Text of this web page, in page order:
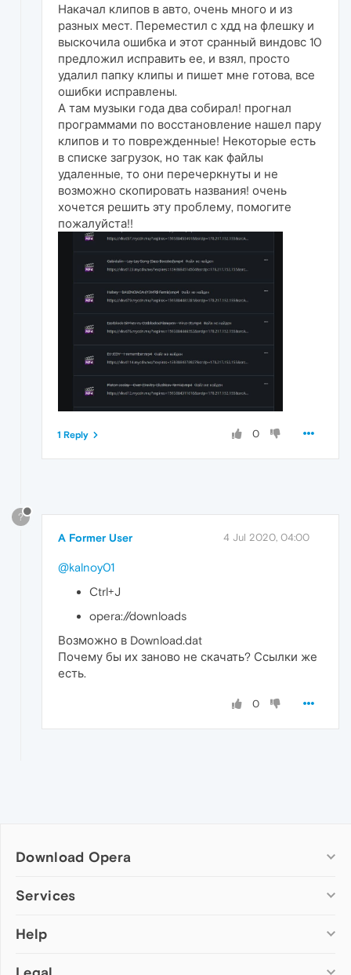
Накачал клипов в авто, очень много и из
разных мест. Переместил с хдд на флешку и
выскочила ошибка и этот сранный виндовс 10
предложил исправить ее, и взял, просто
удалил папку клипы и пишет мне готова, все
ошибки исправлены.
А там музыки года два собирал! прогнал
программами по восстановление нашел пару
клипов и то поврежденные! Некоторые есть
в списке загрузок, но так как файлы
удаленные, то они перечеркнуты и не
возможно скопировать названия! очень
хочется решить эту проблему, помогите
пожалуйста!!
0
1 Reply
?
A Former User 4 Jul 2020, 04:00
@kalnoy01
Ctrl+J
opera://downloads
Возможно в Download.dat
Почему бы их заново не скачать? Ссылки же
есть.
0
Download Opera
Computer browsers
Opera for Mac
Services
Add-ons
Wallpapers
Help
Help & support